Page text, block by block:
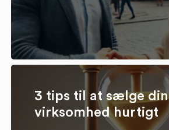
3 tips til at sælge din
virksomhed hurtigt